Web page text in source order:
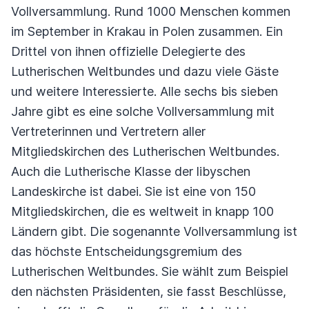
Vollversammlung. Rund 1000 Menschen kommen
im September in Krakau in Polen zusammen. Ein
Drittel von ihnen offizielle Delegierte des
Lutherischen Weltbundes und dazu viele Gäste
und weitere Interessierte. Alle sechs bis sieben
Jahre gibt es eine solche Vollversammlung mit
Vertreterinnen und Vertretern aller
Mitgliedskirchen des Lutherischen Weltbundes.
Auch die Lutherische Klasse der libyschen
Landeskirche ist dabei. Sie ist eine von 150
Mitgliedskirchen, die es weltweit in knapp 100
Ländern gibt. Die sogenannte Vollversammlung ist
das höchste Entscheidungsgremium des
Lutherischen Weltbundes. Sie wählt zum Beispiel
den nächsten Präsidenten, sie fasst Beschlüsse,